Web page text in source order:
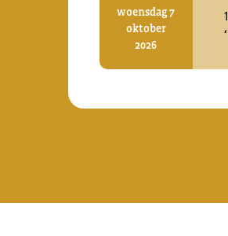
woensdag 7
oktober
2026